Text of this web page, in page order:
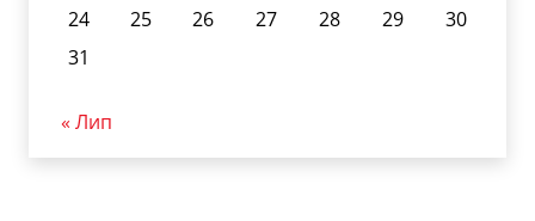
24
25 26 27 28 29
30
31
« Лип